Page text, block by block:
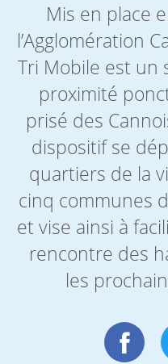
Mis en place
l’Agglomération
Tri Mobile est un
proximité
prisé des
dispositif se
quartiers de la
cinq communes
et vise ainsi à
rencontre des
les